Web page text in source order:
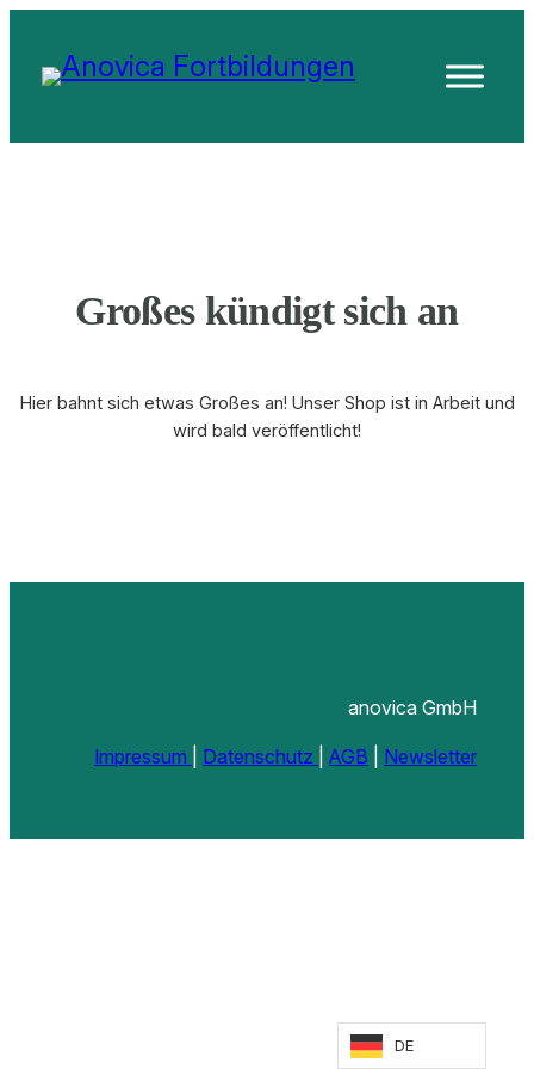
Großes kündigt sich an
Hier bahnt sich etwas Großes an! Unser Shop ist in Arbeit und
wird bald veröffentlicht!
anovica GmbH
Impressum Datenschutz AGB Newsletter
DE